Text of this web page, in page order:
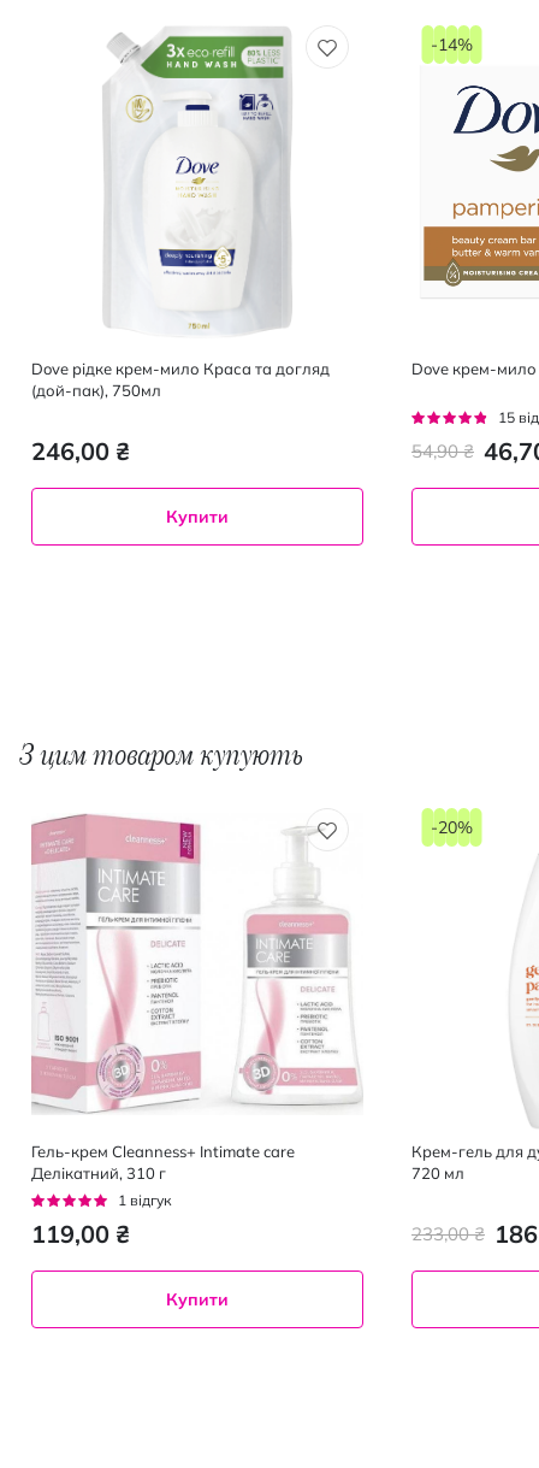
Dove рідке крем-мило Краса та догляд
(дой-пак), 750мл
246,00 ₴
Купити
Dove крем-мило
Рейтинг:
15
54,90 ₴
-14%
З цим товаром купують
Гель-крем Cleanness+ Intimate care
Делікатний, 310 г
Рейтинг:
1 відгук
119,00 ₴
Купити
Крем-гель для
720 мл
233,00 ₴
-20%